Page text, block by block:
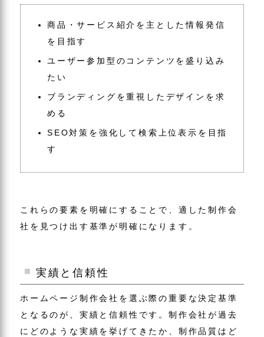
商品・サービス紹介を主とした情報発信
を目指す
ユーザー参加型のコンテンツを盛り込み
たい
ブランディングを重視したデザインを求
める
SEO対策を強化して検索上位表示を目指
す
これらの要素を明確にすることで、適した制作会
社を見つけ出す基準が明確になります。
実績と信頼性
ホームページ制作会社を選ぶ際の重要な決定基準
となるのが、実績と信頼性です。制作会社が過去
にどのような実績を挙げてきたか、制作品質はど